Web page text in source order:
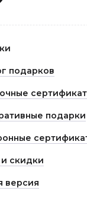
подарков
подарки
скидки
версия